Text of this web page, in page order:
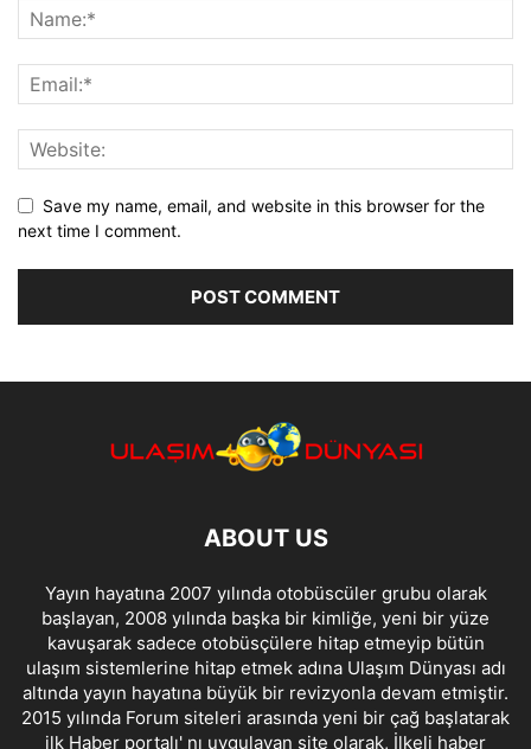
Save my name, email, and website in this browser for the
next time I comment.
ABOUT US
Yayın hayatına 2007 yılında otobüscüler grubu olarak
başlayan, 2008 yılında başka bir kimliğe, yeni bir yüze
kavuşarak sadece otobüsçülere hitap etmeyip bütün
ulaşım sistemlerine hitap etmek adına Ulaşım Dünyası adı
altında yayın hayatına büyük bir revizyonla devam etmiştir.
2015 yılında Forum siteleri arasında yeni bir çağ başlatarak
ilk Haber portalı' nı uygulayan site olarak, İlkeli haber